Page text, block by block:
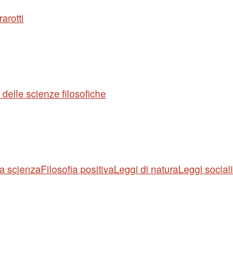
scienze filosofiche
scienzaFilosofia positivaLeggi di naturaLeggi sociali